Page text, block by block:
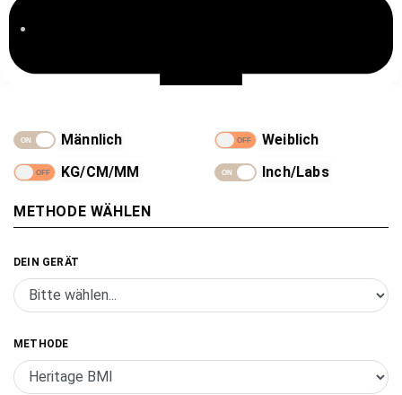
- Alle Produkte
- Springseil
- Fitness Maßband
Männlich
Weiblich
KG/CM/MM
Inch/Labs
METHODE WÄHLEN
DEIN GERÄT
METHODE